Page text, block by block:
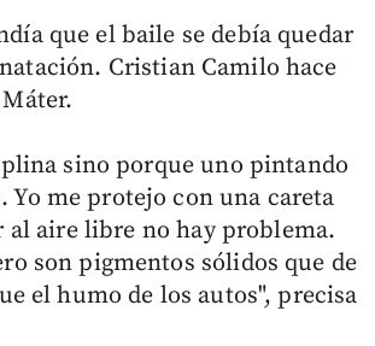
que el baile se debía quedar
Cristian Camilo hace
sino porque uno pintando
Yo me protejo con una careta
al aire libre no hay problema.
son pigmentos sólidos que de
el humo de los autos", precisa